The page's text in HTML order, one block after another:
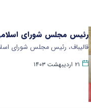
رئیس مجلس شورای
قالیباف، رئیس مجلس شورای
۲۱ اردیبهشت ۱۴۰۳